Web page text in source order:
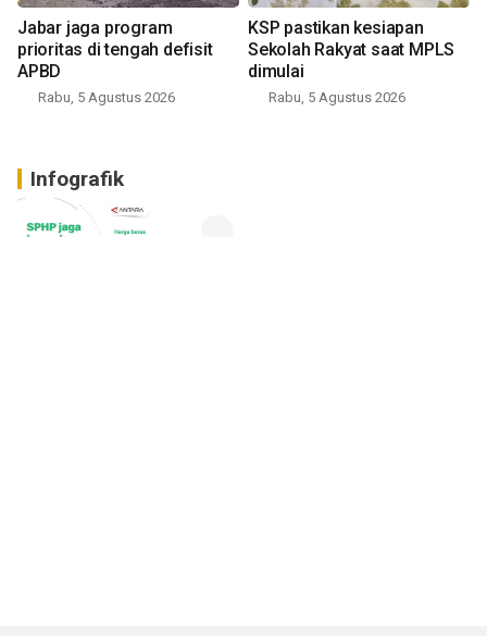
Jabar jaga program
prioritas di tengah defisit
APBD
Rabu, 5 Agustus 2026
KSP pastikan kesiapan
Sekolah Rakyat saat MPLS
dimulai
Rabu, 5 Agustus 2026
Infografik